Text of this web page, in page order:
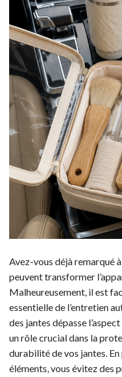
Avez-vous déjà remarqué
peuvent transformer
Malheureusement, il est
essentielle de l’entretien
des jantes dépasse
un rôle crucial dans la
durabilité de vos jantes.
éléments, vous évitez des